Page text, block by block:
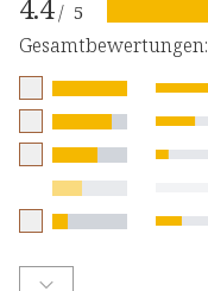
4.4/ 5
Gesamtbewertungen: